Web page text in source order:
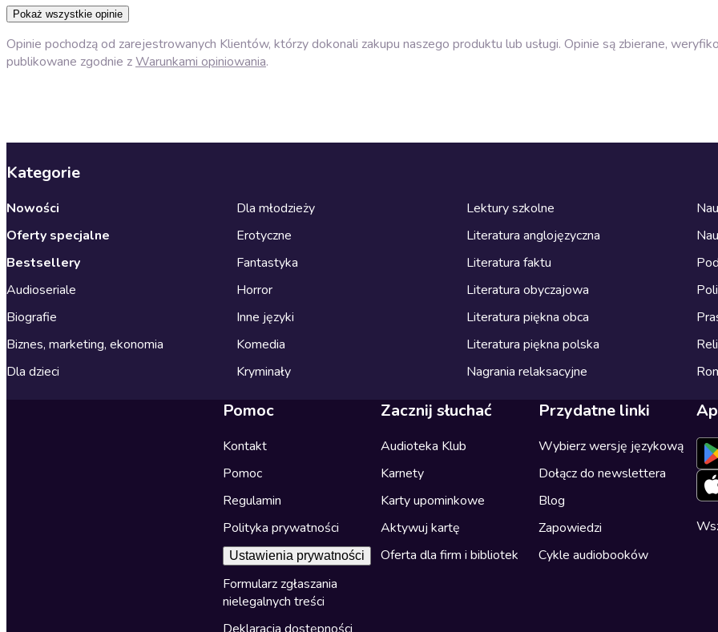
Pokaż wszystkie opinie
Opinie pochodzą od zarejestrowanych Klientów, którzy dokonali zakupu naszego produktu lub usługi. Opinie są zbierane,
publikowane zgodnie zWarunkami opiniowania.
Kategorie
Nowości
Oferty specjalne
Bestsellery
Audioseriale
Biografie
Biznes, marketing, ekonomia
Dla dzieci
Dla młodzieży
Erotyczne
Fantastyka
Horror
Inne języki
Komedia
Kryminały
Lektury szkolne
Literatura anglojęzyczna
Literatura faktu
Literatura obyczajowa
Literatura piękna obca
Literatura piękna polska
Nagrania relaksacyjne
Pomoc
Kontakt
Pomoc
Regulamin
Polityka prywatności
Ustawienia prywatności
Formularz zgłaszania
nielegalnych treści
Zacznij słuchać
Audioteka Klub
Karnety
Karty upominkowe
Aktywuj kartę
Oferta dla firm i bibliotek
Przydatne linki
Wybierz wersję językową
Dołącz do newslettera
Blog
Zapowiedzi
Cykle audiobooków